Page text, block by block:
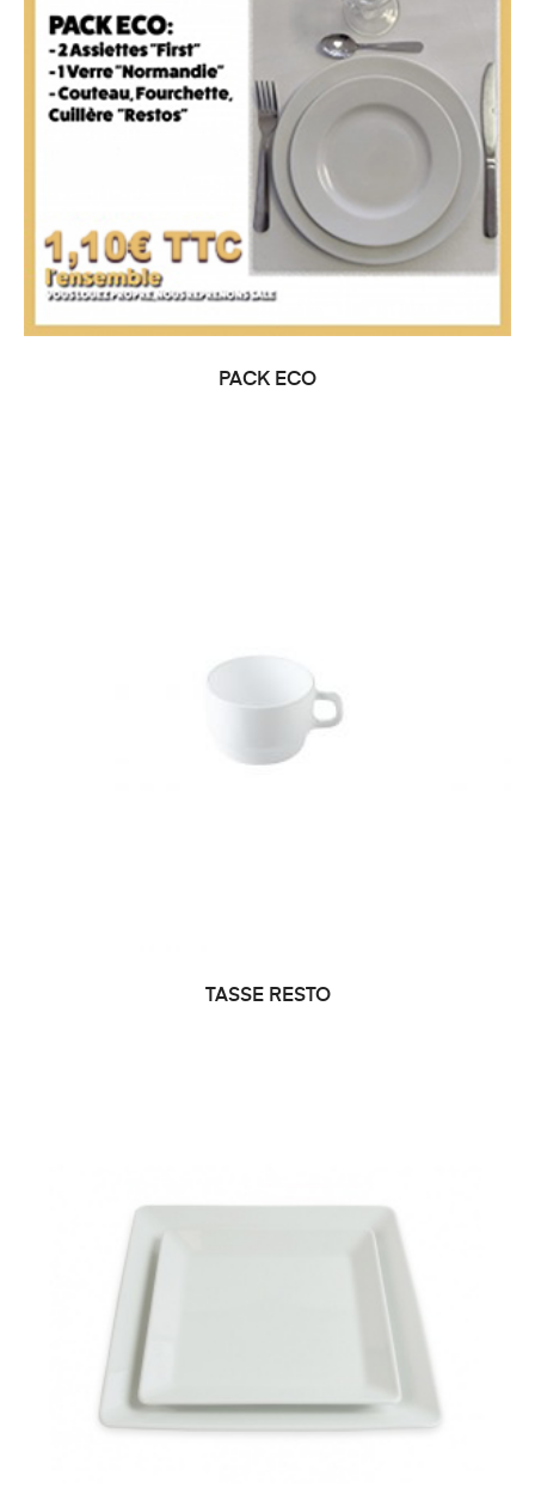
PACK ECO
TASSE RESTO